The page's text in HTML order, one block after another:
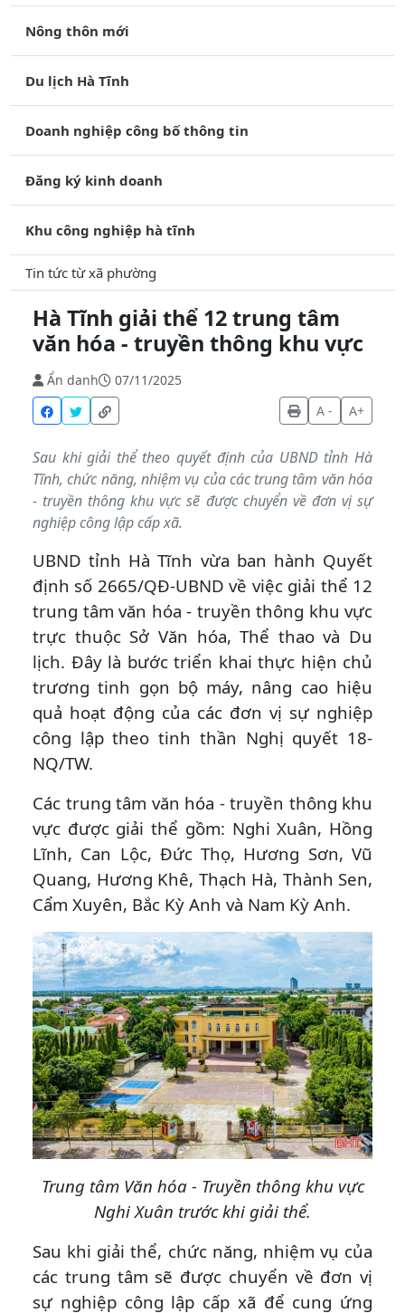
Nông thôn mới
Du lịch Hà Tĩnh
Doanh nghiệp công bố thông tin
Đăng ký kinh doanh
Khu công nghiệp hà tĩnh
Tin tức từ xã phường
Hà Tĩnh giải thể 12 trung tâm
văn hóa - truyền thông khu vực
Ẩn danh
07/11/2025
A -
A+
Sau khi giải thể theo quyết định của UBND tỉnh Hà
Tĩnh, chức năng, nhiệm vụ của các trung tâm văn hóa
- truyền thông khu vực sẽ được chuyển về đơn vị sự
nghiệp công lập cấp xã.
UBND tỉnh Hà Tĩnh vừa ban hành Quyết
định số 2665/QĐ-UBND về việc giải thể 12
trung tâm văn hóa - truyền thông khu vực
trực thuộc Sở Văn hóa, Thể thao và Du
lịch. Đây là bước triển khai thực hiện chủ
trương tinh gọn bộ máy, nâng cao hiệu
quả hoạt động của các đơn vị sự nghiệp
công lập theo tinh thần Nghị quyết 18-
NQ/TW.
Các trung tâm văn hóa - truyền thông khu
vực được giải thể gồm: Nghi Xuân, Hồng
Lĩnh, Can Lộc, Đức Thọ, Hương Sơn, Vũ
Quang, Hương Khê, Thạch Hà, Thành Sen,
Cẩm Xuyên, Bắc Kỳ Anh và Nam Kỳ Anh.
Trung tâm Văn hóa - Truyền thông khu vực
Nghi Xuân trước khi giải thể.
Sau khi giải thể, chức năng, nhiệm vụ của
các trung tâm sẽ được chuyển về đơn vị
sự nghiệp công lập cấp xã để cung ứng